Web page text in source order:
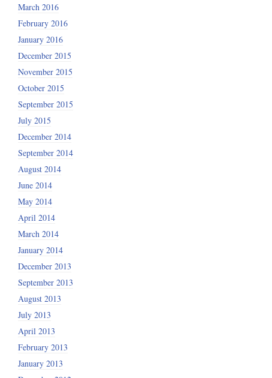
March 2016
February 2016
January 2016
December 2015
November 2015
October 2015
September 2015
July 2015
December 2014
September 2014
August 2014
June 2014
May 2014
April 2014
March 2014
January 2014
December 2013
September 2013
August 2013
July 2013
April 2013
February 2013
January 2013